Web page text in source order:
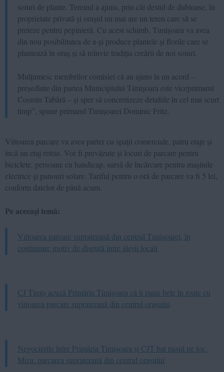
soiuri de plante. Terenul a ajuns, prin căi destul de dubioase, în
proprietate privată și orașul nu mai are un teren care să se
preteze pentru pepinieră. Cu acest schimb, Timișoara va avea
din nou posibilitatea de a-și produce plantele și florile care se
plantează în oraș și să reînvie tradiția creării de noi soiuri.
Mulțumesc membrilor comisiei că au ajuns la un acord –
președinte din partea Municipiului Timișoara este viceprimarul
Cosmin Tabără – și sper să concretizeze detaliile în cel mai scurt
timp”, spune primarul Timișoarei Dominic Fritz.
Viitoarea parcare va avea parter cu spații comerciale, patru etaje și
încă un etaj retras. Vor fi prevăzute și locuri de parcare pentru
biciclete, persoane cu handicap, sursă de încărcare pentru mașinile
electrice și panouri solare. Tariful pentru o oră de parcare va fi 5 lei,
conform datelor de până acum.
Pe aceeași temă:
Viitoarea parcare supraterană din centrul Timișoarei, în
continuare motiv de dispută între aleșii locali
CJ Timiș acuză Primăria Timișoara că îi pune bețe în roate cu
viitoarea parcare supraterană din centrul orașului
Negocierile între Primăria Timișoara și CJT bat pasul pe loc.
Miza: parcarea supraterană din centrul orașului